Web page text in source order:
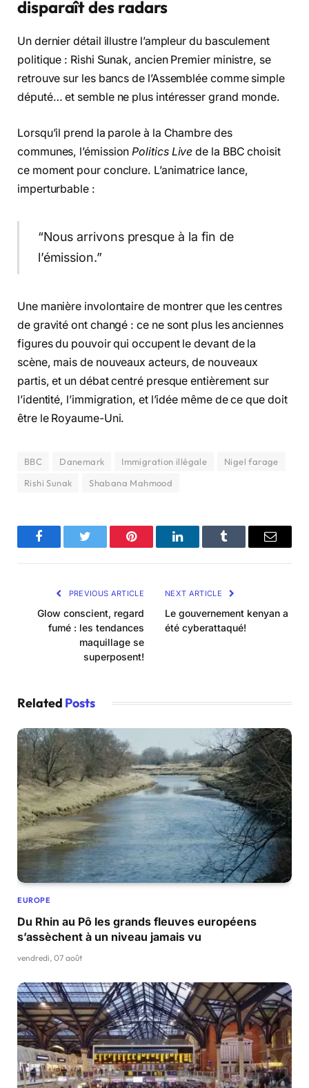
disparaît des radars
Un dernier détail illustre l’ampleur du basculement
politique : Rishi Sunak, ancien Premier ministre, se
retrouve sur les bancs de l’Assemblée comme simple
député… et semble ne plus intéresser grand monde.
Lorsqu’il prend la parole à la Chambre des
communes, l’émission Politics Live de la BBC choisit
ce moment pour conclure. L’animatrice lance,
imperturbable :
“Nous arrivons presque à la fin de
l’émission.”
Une manière involontaire de montrer que les centres
de gravité ont changé : ce ne sont plus les anciennes
figures du pouvoir qui occupent le devant de la
scène, mais de nouveaux acteurs, de nouveaux
partis, et un débat centré presque entièrement sur
l’identité, l’immigration, et l’idée même de ce que doit
être le Royaume-Uni.
BBC Danemark Immigration illégale
Nigel farage
Rishi Sunak
Shabana Mahmood
FacebookTwitter Pinterest LinkedInTumblr Email
PREVIOUS ARTICLE
Glow conscient, regard
fumé : les tendances
maquillage se
superposent!
NEXT ARTICLE
Le gouvernement kenyan a
été cyberattaqué!
Related Posts
EUROPE
Du Rhin au Pô les grands fleuves européens
s’assèchent à un niveau jamais vu
vendredi, 07 août